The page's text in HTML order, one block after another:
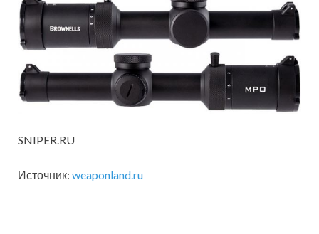
SNIPER.RU
Источник: weaponland.ru